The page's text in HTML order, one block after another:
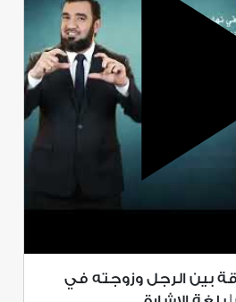
بين الرجل وزوجته في